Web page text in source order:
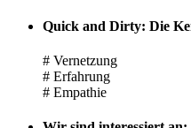
Quick and Dirty: Die
# Vernetzung
# Erfahrung
# Empathie